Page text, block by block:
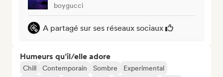
boygucci
A partagé sur ses réseaux sociaux
Humeurs qu’il/elle adore
Chill Contemporain Sombre
Experimental